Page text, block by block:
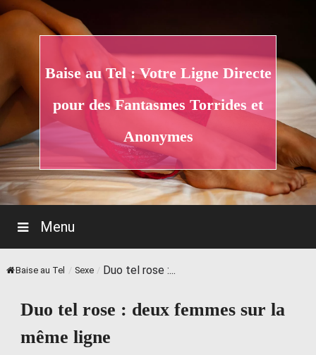
Skip
Baise au Tel : Votre Ligne Directe
pour des Fantasmes Torrides et
Anonymes
Menu
Baise au Tel / Sexe / Duo tel rose :...
Duo tel rose : deux femmes sur la
même ligne